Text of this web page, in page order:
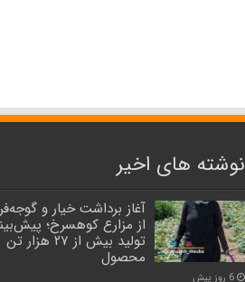
نوشته های اخیر
آغاز برداشت خیار و
از مزارع کوهسرخ؛
تولید بیش از ۲۷ هزار تن
محصول
6 روز پیش